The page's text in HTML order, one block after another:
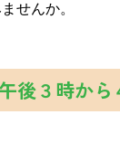
せんか。
後３時から